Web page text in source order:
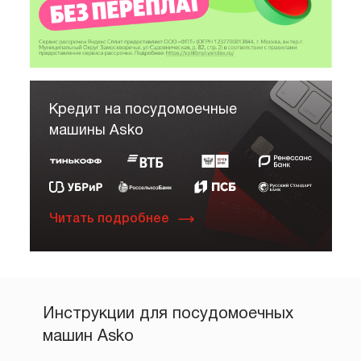
Кредит на посудомоечные
машины Asko
Читать подробнее
Инструкции для посудомоечных
машин Asko